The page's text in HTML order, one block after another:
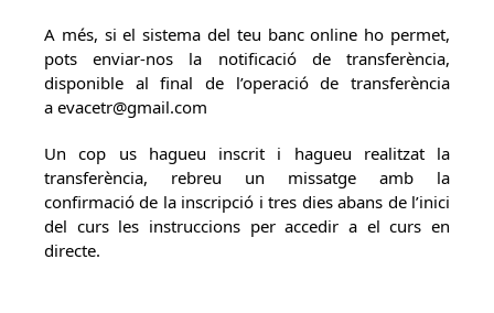
A més, si el sistema del teu banc online ho permet,
pots enviar-nos la notificació de transferència,
disponible al final de l’operació de transferència
a evacetr@gmail.com
Un cop us hagueu inscrit i hagueu realitzat la
transferència, rebreu un missatge amb la
confirmació de la inscripció i tres dies abans de l’inici
del curs les instruccions per accedir a el curs en
directe.